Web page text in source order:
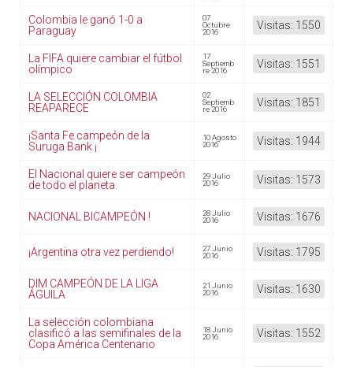
Colombia le ganó 1-0 a
Paraguay
07
Octubre
2016
Visitas: 1550
La FIFA quiere cambiar el fútbol
olímpico
17
Septiemb
re 2016
Visitas: 1551
LA SELECCIÓN COLOMBIA
REAPARECE
02
Septiemb
re 2016
Visitas: 1851
¡Santa Fe campeón de la
Suruga Bank ¡
10 Agosto
2016
Visitas: 1944
El Nacional quiere ser campeón
de todo el planeta.
29 Julio
2016
Visitas: 1573
NACIONAL BICAMPEÓN !
28 Julio
2016
Visitas: 1676
¡Argentina otra vez perdiendo!
27 Junio
2016
Visitas: 1795
DIM CAMPEÓN DE LA LIGA
ÁGUILA
21 Junio
2016
Visitas: 1630
La selección colombiana
clasificó a las semifinales de la
Copa América Centenario
18 Junio
2016
Visitas: 1552